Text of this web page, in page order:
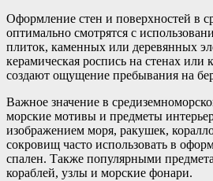
Оформление стен и поверхностей в
оптимально смотрятся с
плиток, каменных или деревянных
керамическая роспись на стенах или
создают ощущение пребывания на
Важное значение в
морские мотивы и предметы
изображением моря, ракушек,
сокровищ часто использовать в
спален. Также популярными
кораблей, узлы и морские фонари.